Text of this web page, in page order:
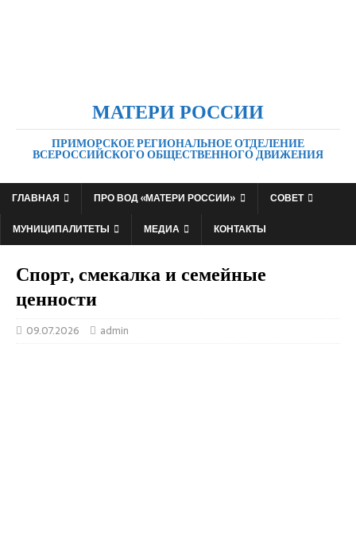
МАТЕРИ РОССИИ
ПРИМОРСКОЕ РЕГИОНАЛЬНОЕ ОТДЕЛЕНИЕ
ВСЕРОССИЙСКОГО ОБЩЕСТВЕННОГО ДВИЖЕНИЯ
ГЛАВНАЯ ПРО ВОД «МАТЕРИ РОССИИ»
СОВЕТ
МУНИЦИПАЛИТЕТЫ
МЕДИА КОНТАКТЫ
Спорт, смекалка и семейные
ценности
09.07.2026 admin